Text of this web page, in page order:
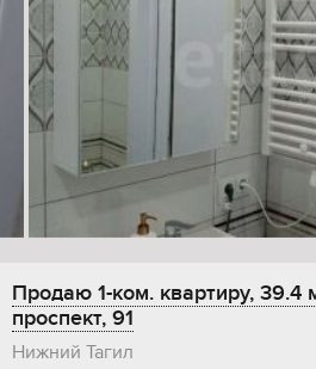
Продаю 1-ком. квартиру, 39.4
проспект, 91
Нижний Тагил